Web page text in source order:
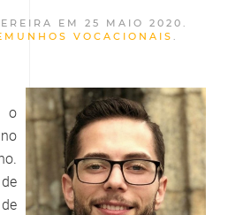
EM 25 MAIO 2020 .
VOCACIONAIS .
o